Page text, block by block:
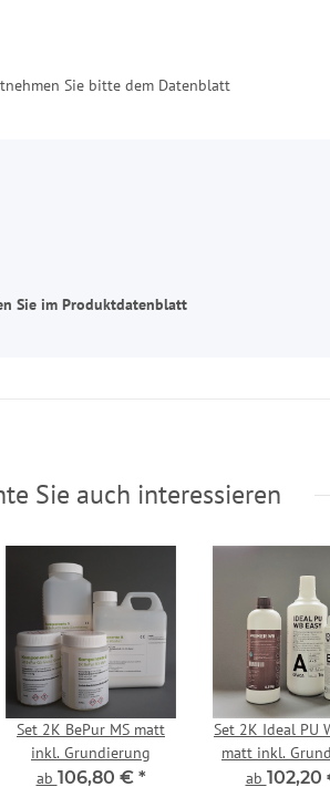
Sie bitte dem Datenblatt
Sie im Produktdatenblatt
Sie auch interessieren
Set 2K BePur MS matt
inkl. Grundierung
ab 106,80 € *
Set 2K Ideal PU
matt inkl.
ab 102,20